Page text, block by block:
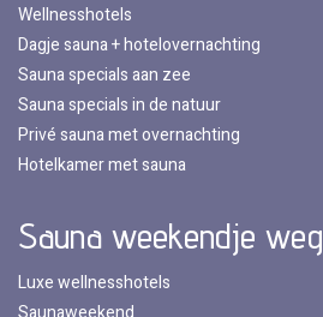
Wellnesshotels
Dagje sauna + hotelovernachting
Sauna specials aan zee
Sauna specials in de natuur
Privé sauna met overnachting
Hotelkamer met sauna
Sauna weekendje weg
Luxe wellnesshotels